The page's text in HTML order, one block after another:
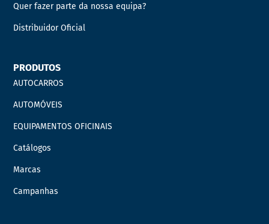
Quer fazer parte da nossa equipa?
Distribuidor Oficial
PRODUTOS
AUTOCARROS
AUTOMÓVEIS
EQUIPAMENTOS OFICINAIS
Catálogos
Marcas
Campanhas